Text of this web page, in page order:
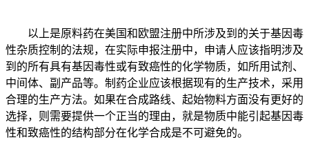
以上是原料药在美国和欧盟注册中所涉及到的关于基因毒
性杂质控制的法规，在实际申报注册中，申请人应该指明涉及
到的所有具有基因毒性或有致癌性的化学物质，如所用试剂、
中间体、副产品等。制药企业应该根据现有的生产技术，采用
合理的生产方法。如果在合成路线、起始物料方面没有更好的
选择，则需要提供一个正当的理由，就是物质中能引起基因毒
性和致癌性的结构部分在化学合成是不可避免的。